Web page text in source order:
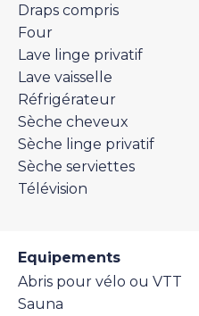
Draps compris
Four
Lave linge privatif
Lave vaisselle
Réfrigérateur
Sèche cheveux
Sèche linge privatif
Sèche serviettes
Télévision
Equipements
Abris pour vélo ou VTT
Sauna